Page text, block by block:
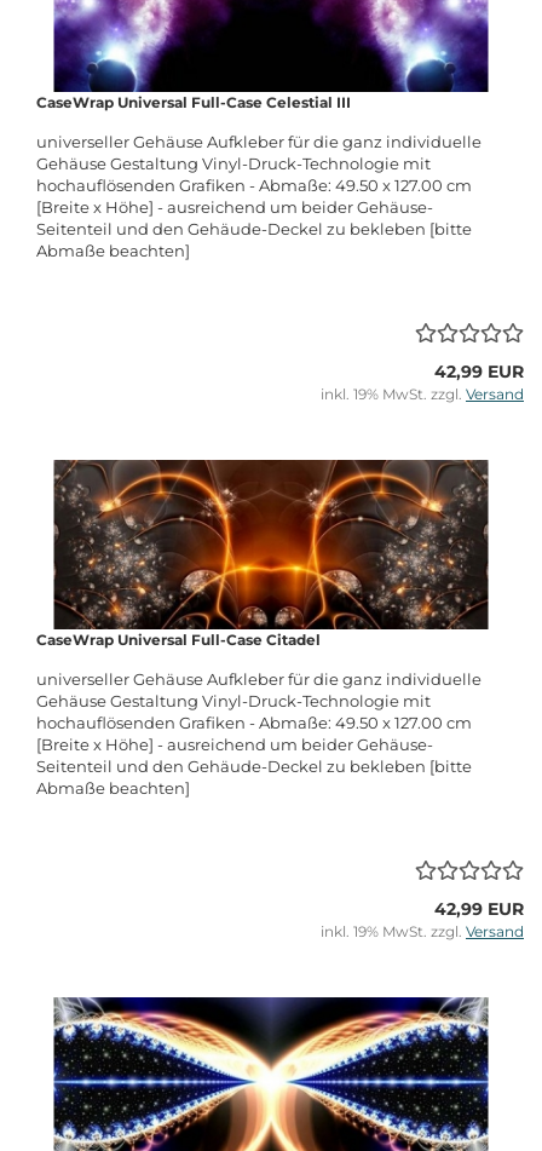
CaseWrap Universal Full-Case Celestial III
universeller Gehäuse Aufkleber für die ganz individuelle
Gehäuse Gestaltung Vinyl-Druck-Technologie mit
hochauflösenden Grafiken - Abmaße: 49.50 x 127.00 cm
[Breite x Höhe] - ausreichend um beider Gehäuse-
Seitenteil und den Gehäude-Deckel zu bekleben [bitte
Abmaße beachten]
42,99 EUR
inkl. 19% MwSt. zzgl. Versand
CaseWrap Universal Full-Case Citadel
universeller Gehäuse Aufkleber für die ganz individuelle
Gehäuse Gestaltung Vinyl-Druck-Technologie mit
hochauflösenden Grafiken - Abmaße: 49.50 x 127.00 cm
[Breite x Höhe] - ausreichend um beider Gehäuse-
Seitenteil und den Gehäude-Deckel zu bekleben [bitte
Abmaße beachten]
42,99 EUR
inkl. 19% MwSt. zzgl. Versand